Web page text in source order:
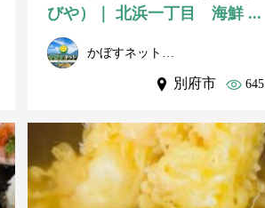
びや）｜ 北浜一丁目 海鮮 ...
かぼすネット事務局
別府市 645